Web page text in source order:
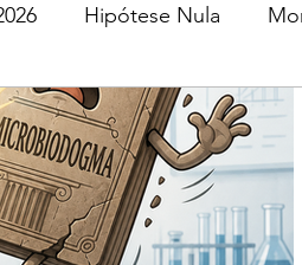
Hipótese Nula
2025 2024 2023 2022
Abril 2026 Março 2026